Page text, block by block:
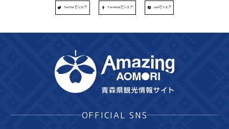
Twitterでシェア Facebookでシェア Lineでシェア
OFFICIAL SNS